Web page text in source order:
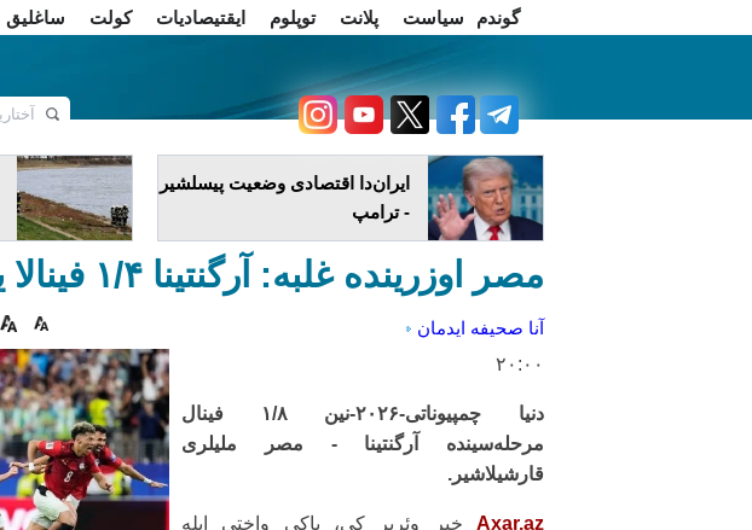
گوندم سیاست پلانت توپلوم ایقتیصادیات کولت ساغلیق
ایران‌دا اقتصادی وضعیت پیسلشیر
- ترامپ
مصر اوزرینده غلبه: آرگنتینا ۱/۴ فینالا یوکسلدی
آنا صحیفه ایدمان
۲۰:۰۰
دنیا چمپیوناتی-۲۰۲۶-نین ۱/۸ فینال
مرحله‌سینده آرگنتینا - مصر ملیلری
قارشیلاشیر.
Axar.az خبر وئریر کی، باکی واختی ایله